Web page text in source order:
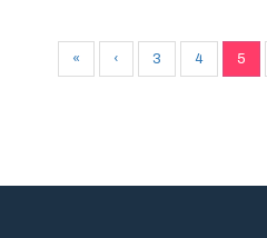
« ‹ 3 4 5